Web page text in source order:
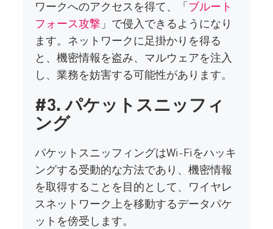
ワークへのアクセスを得て、「ブルート
フォース攻撃 」で侵入できるようになり
ます。ネットワークに足掛かりを得る
と、機密情報を盗み、マルウェアを注入
し、業務を妨害する可能性があります。
#3. パケットスニッフィ
ング
パケットスニッフィングはWi-Fiをハッキ
ングする受動的な方法であり、機密情報
を取得することを目的として、ワイヤレ
スネットワーク上を移動するデータパケ
ットを傍受します。